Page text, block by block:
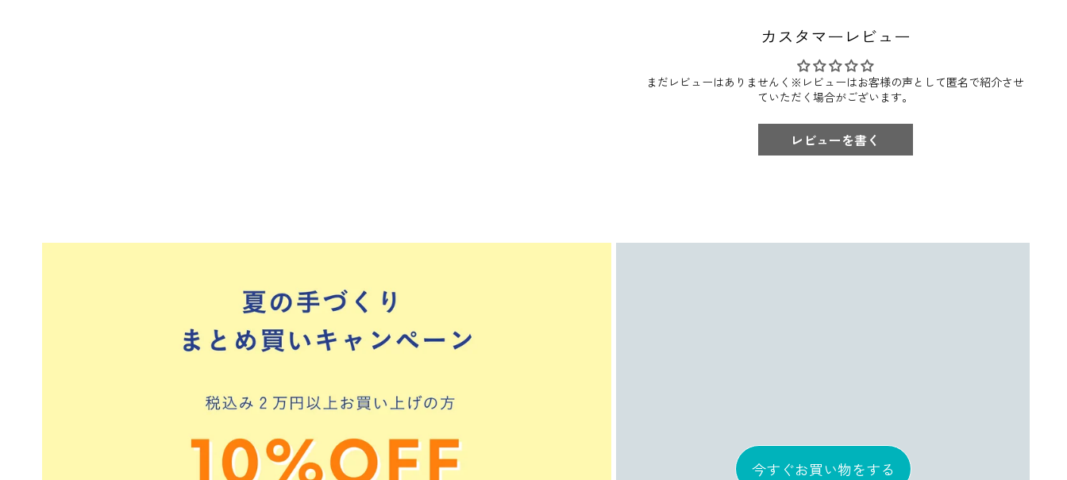
カスタマーレビュー
まだレビューはありませんく※レビューはお客様の声として匿名で紹介させ
ていただく場合がございます。
レビューを書く
今すぐお買い物をする